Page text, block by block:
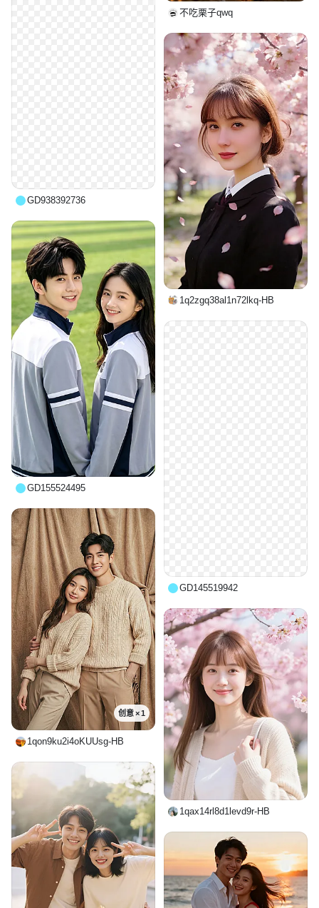
不吃栗子qwq
GD938392736
1q2zgq38al1n72lkq-HB
GD155524495
GD145519942
创意 × 1
1qon9ku2i4oKUUsg-HB
1qax14rl8d1levd9r-HB